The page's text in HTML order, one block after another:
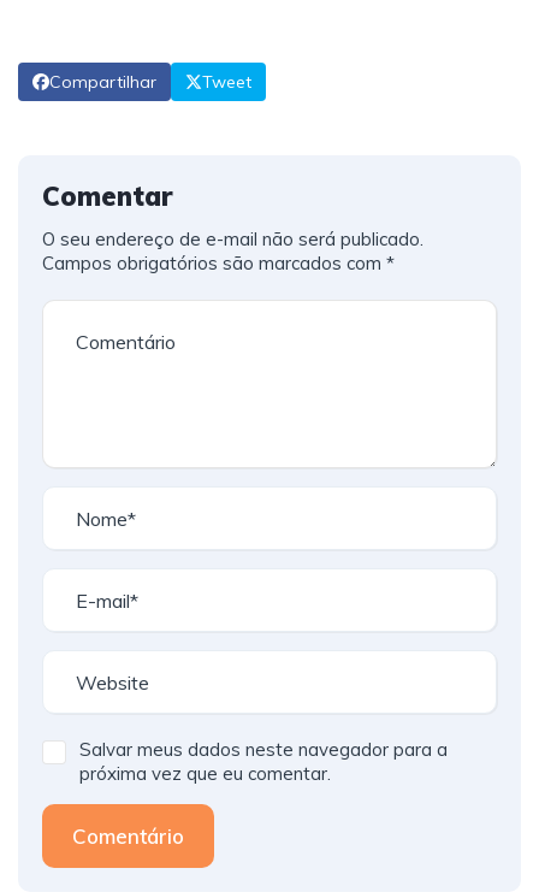
Compartilhar Tweet
Comentar
O seu endereço de e-mail não será publicado.
Campos obrigatórios são marcados com *
Salvar meus dados neste navegador para a
próxima vez que eu comentar.
Comentário